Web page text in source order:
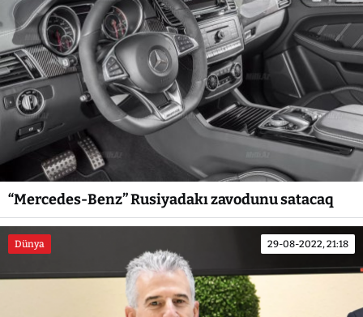
“Mercedes-Benz” Rusiyadakı zavodunu satacaq
Dünya 29-08-2022, 21:18